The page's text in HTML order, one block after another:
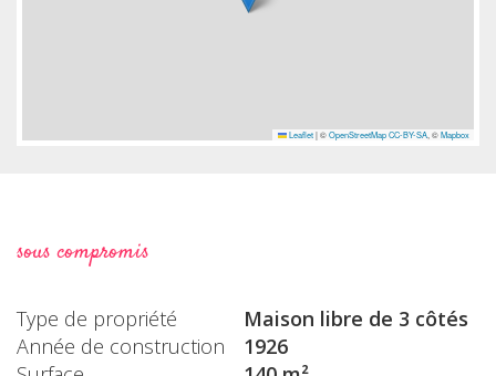
Leaflet |©OpenStreetMap CC-BY-SA, ©Mapbox
sous compromis
Type de propriété
Maison libre de 3 côtés
Année de construction
1926